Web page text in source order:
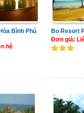
Bình Phú
hệ
Bo Resort
Đơn giá: